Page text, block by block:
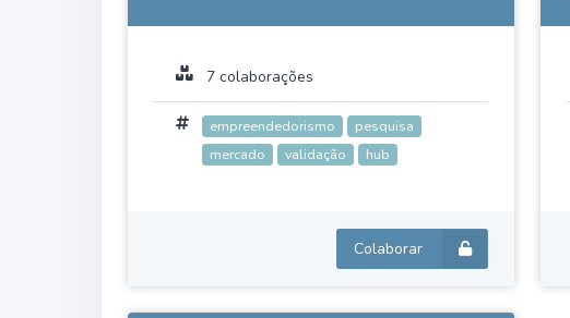
7 colaborações
empreendedorismo
pesquisa
mercado
validação hub
Colaborar